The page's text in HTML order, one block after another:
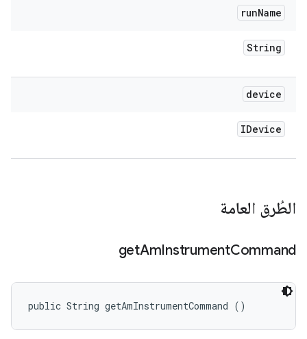
runName
String
device
IDevice
الطُرق العامة
getAmInstrumentCommand
public String getAmInstrumentCommand ()